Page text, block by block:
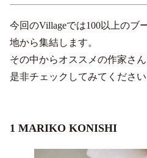
今回のVillageでは100以上のブ
地から集結します。
その中からオススメの作家さ
是非チェックしてみてください
1 MARIKO KONISHI